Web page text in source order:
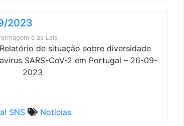
2023
e as Leis
SNS Notícias